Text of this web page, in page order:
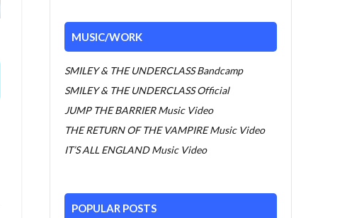
MUSIC/WORK
SMILEY & THE UNDERCLASS Bandcamp
SMILEY & THE UNDERCLASS Official
JUMP THE BARRIER Music Video
THE RETURN OF THE VAMPIRE Music Video
IT’S ALL ENGLAND Music Video
POPULAR POSTS